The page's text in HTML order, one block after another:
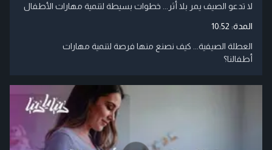
لا تدعو الصيف يمر بلا أثر... خطوات بسيطة لتنمية مهارات الأطفال
المدة: 10:52
العطلة الصيفية... كيف نصنع منها فرصة لتنمية مهارات
أطفالنا؟